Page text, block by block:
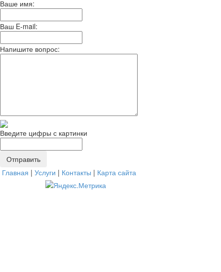
Ваше имя:
Ваш E-mail:
Напишите вопрос:
Введите цифры с картинки
Главная | Услуги | Контакты | Карта сайта